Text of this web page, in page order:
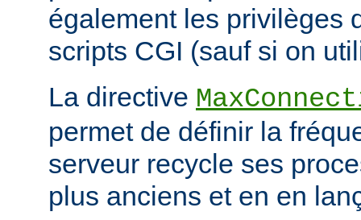
également les privilèges
scripts CGI (sauf si on
La directive
permet de définir la
serveur recycle ses
plus anciens et en en